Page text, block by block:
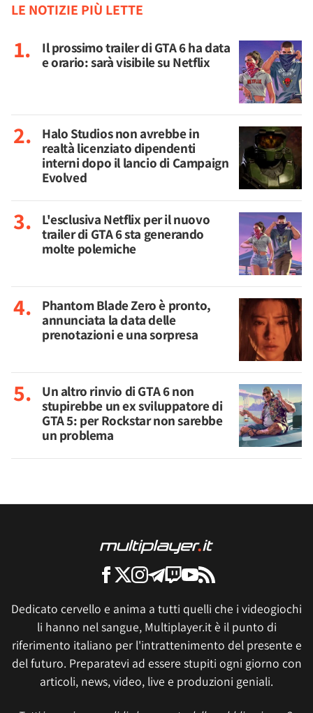
LE NOTIZIE PIÙ LETTE
Il prossimo trailer di GTA 6 ha data
e orario: sarà visibile su Netflix
Halo Studios non avrebbe in
realtà licenziato dipendenti
interni dopo il lancio di Campaign
Evolved
L'esclusiva Netflix per il nuovo
trailer di GTA 6 sta generando
molte polemiche
Phantom Blade Zero è pronto,
annunciata la data delle
prenotazioni e una sorpresa
Un altro rinvio di GTA 6 non
stupirebbe un ex sviluppatore di
GTA 5: per Rockstar non sarebbe
un problema
Dedicato cervello e anima a tutti quelli che i videogiochi
li hanno nel sangue, Multiplayer.it è il punto di
riferimento italiano per l'intrattenimento del presente e
del futuro. Preparatevi ad essere stupiti ogni giorno con
articoli, news, video, live e produzioni geniali.